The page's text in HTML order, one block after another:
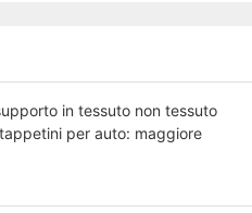
in tessuto non tessuto
per auto: maggiore